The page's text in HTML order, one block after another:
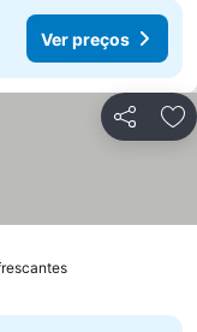
Ver preços
Partilhar